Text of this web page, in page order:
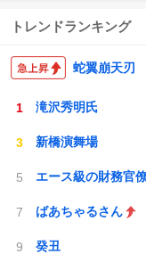
トレンドランキング
蛇翼崩天刃
滝沢秀明氏
新橋演舞場
ばあちゃるさん
癸丑